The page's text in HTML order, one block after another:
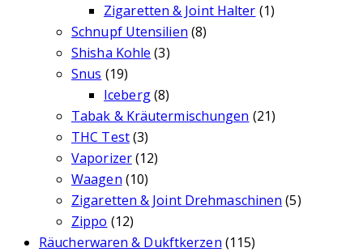
Zigaretten & Joint Halter (1)
Schnupf Utensilien (8)
Shisha Kohle (3)
Snus (19)
Iceberg(8)
Tabak & Kräutermischungen (21)
THC Test(3)
Vaporizer(12)
Waagen (10)
Zigaretten & Joint Drehmaschinen (5)
Zippo (12)
Räucherwaren & Dukftkerzen (115)